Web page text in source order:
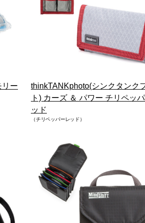
リー
thinkTANKphoto(シンクタンク
ト) カーズ ＆ パワー チリペッ
ッド
（チリペッパーレッド）